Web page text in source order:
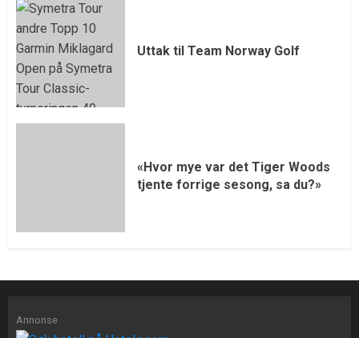
Uttak til Team Norway Golf
«Hvor mye var det Tiger Woods
tjente forrige sesong, sa du?»
Annonse